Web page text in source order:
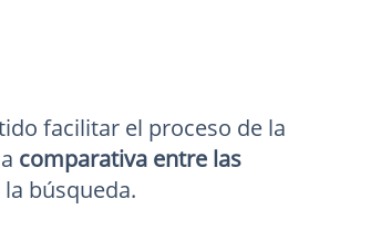
facilitar el proceso de la
comparativa entre las
búsqueda.